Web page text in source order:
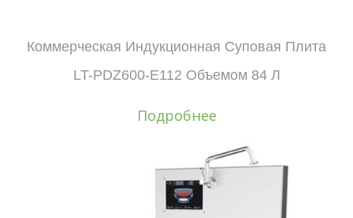
Коммерческая Индукционная Суповая Плита
LT-PDZ600-E112 Объемом 84 Л
Подробнее